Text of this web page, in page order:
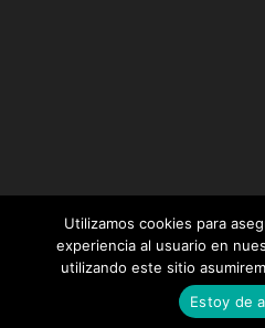
Diseñado por Elegant
Utilizamos cookies para
experiencia al usuario en
utilizando este sitio
Estoy de